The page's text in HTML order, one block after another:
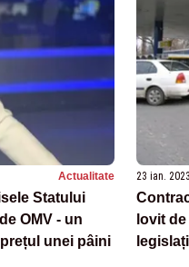
Actualitate
Statului
OMV - un
unei pâini
23 ian.
lovit